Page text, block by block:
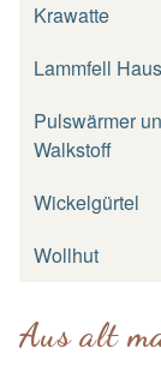
Krawatte
Lammfell
Pulswärmer
Walkstoff
Wickelgürtel
Wollhut
Aus alt